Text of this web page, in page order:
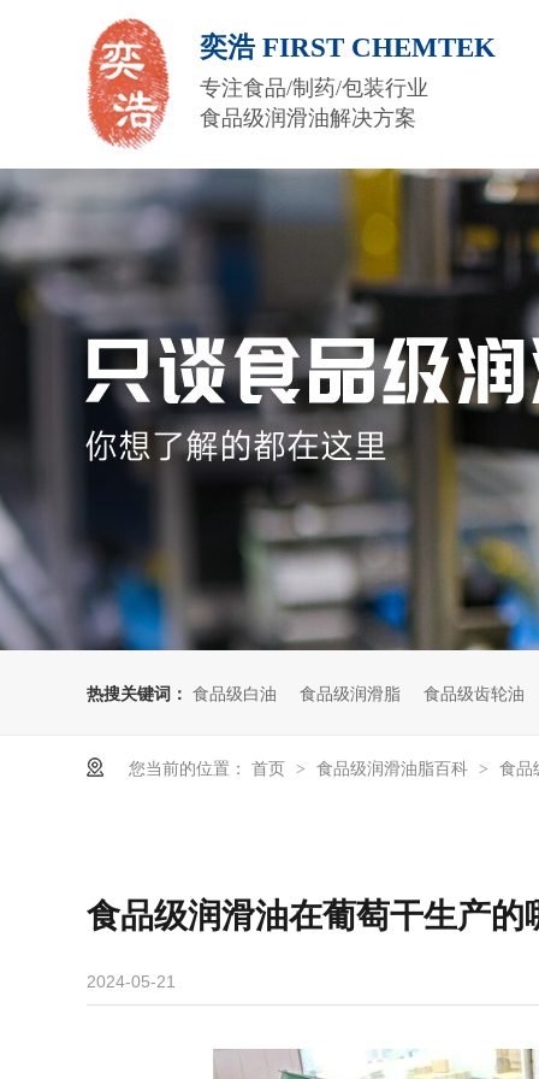
奕浩 FIRST CHEMTEK
专注食品/制药/包装行业
食品级润滑油解决方案
热搜关键词： 食品级白油 食品级润滑脂 食品级齿轮油
您当前的位置： 首页 > 食品级润滑油脂百科 > 食品
食品级润滑油在葡萄干生产
2024-05-21